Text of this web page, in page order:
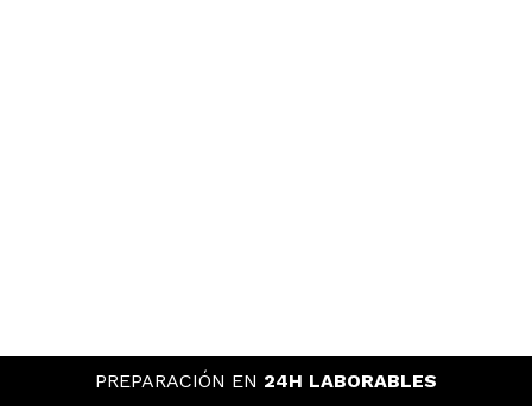
PREPARACIÓN EN 24H LABORABLES